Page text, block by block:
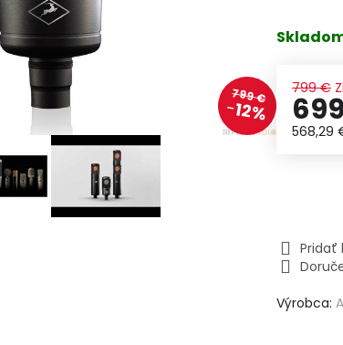
799 €
12%
799 €
568,29
Pridať
Výrobca: